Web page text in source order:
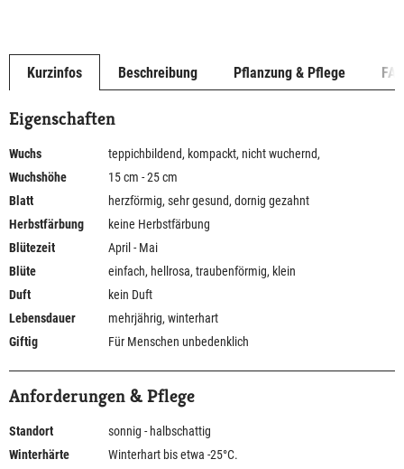
Kurzinfos Beschreibung Pflanzung & Pflege
Eigenschaften
Wuchs
teppichbildend, kompackt, nicht wuchernd,
Wuchshöhe
15 cm - 25 cm
Blatt
herzförmig, sehr gesund, dornig gezahnt
Herbstfärbung
keine Herbstfärbung
Blütezeit
April - Mai
Blüte
einfach, hellrosa, traubenförmig, klein
Duft
kein Duft
Lebensdauer
mehrjährig, winterhart
Giftig
Für Menschen unbedenklich
Anforderungen & Pflege
Standort
sonnig - halbschattig
Winterhärte
Winterhart bis etwa -25°C.